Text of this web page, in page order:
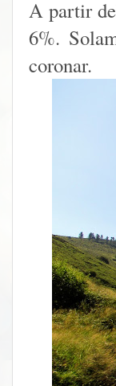
A partir
6%.
coronar.